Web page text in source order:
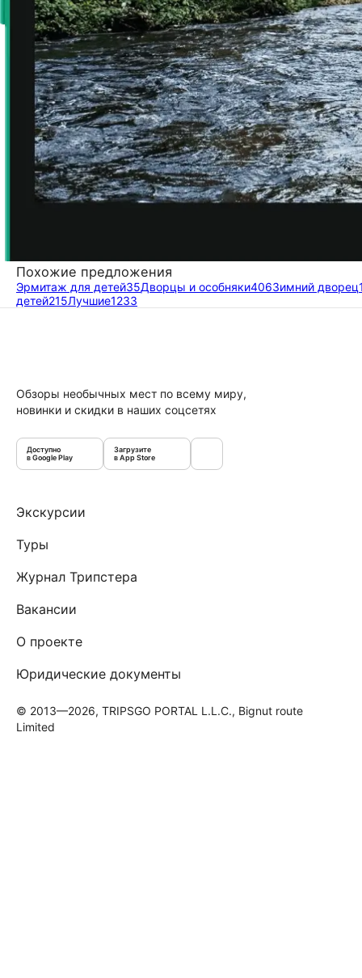
Похожие предложения
Эрмитаж для детей35Дворцы и особняки406Зимний дворец
детей215Лучшие1233
Обзоры необычных мест по всему миру,
новинки и скидки в наших соцсетях
Доступно
в Google Play
Загрузите
в App Store
Экскурсии
Туры
Журнал Трипстера
Вакансии
О проекте
Юридические документы
© 2013—2026, TRIPSGO PORTAL L.L.C., Bignut route
Limited